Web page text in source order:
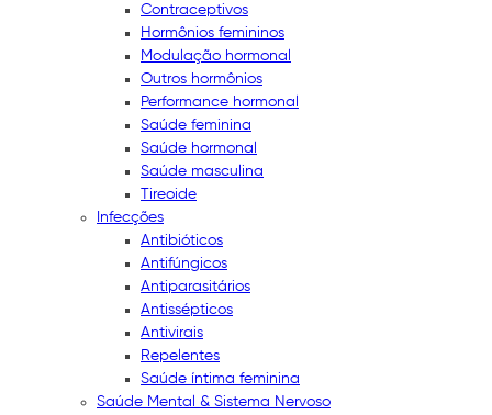
Contraceptivos
Hormônios femininos
Modulação hormonal
Outros hormônios
Performance hormonal
Saúde feminina
Saúde hormonal
Saúde masculina
Tireoide
Infecções
Antibióticos
Antifúngicos
Antiparasitários
Antissépticos
Antivirais
Repelentes
Saúde íntima feminina
Saúde Mental & Sistema Nervoso